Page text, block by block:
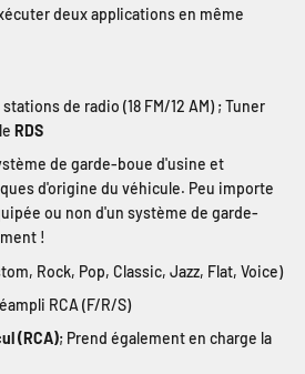
deux applications en même
de radio (18 FM/12 AM) ; Tuner
RDS
de garde-boue d'usine et
d'origine du véhicule. Peu importe
ou non d'un système de garde-
!
Rock, Pop, Classic, Jazz, Flat, Voice)
RCA (F/R/S)
(RCA); Prend également en charge la